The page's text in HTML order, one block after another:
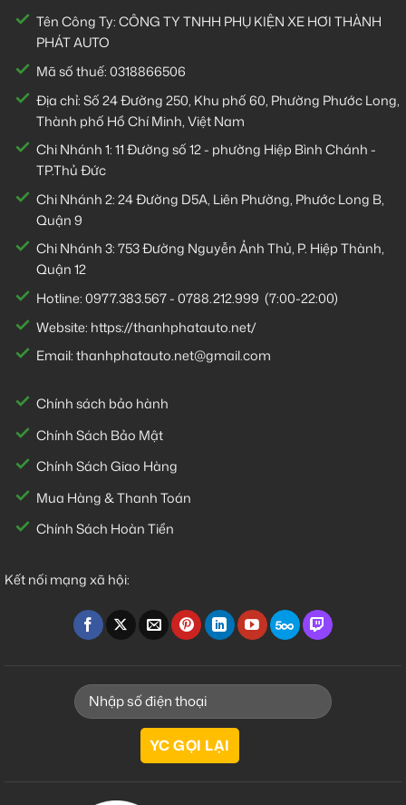
Tên Công Ty: CÔNG TY TNHH PHỤ KIỆN XE HƠI THÀNH
PHÁT AUTO
Mã số thuế: 0318866506
Địa chỉ: Số 24 Đường 250, Khu phố 60, Phường Phước Long,
Thành phố Hồ Chí Minh, Việt Nam
Chi Nhánh 1:11 Đường số 12 - phường Hiệp Bình Chánh -
TP.Thủ Đức
Chi Nhánh 2:24 Đường D5A, Liên Phường, Phước Long B,
Quận 9
Chi Nhánh 3:753 Đường Nguyễn Ảnh Thủ, P. Hiệp Thành,
Quận 12
Hotline:0977.383.567-0788.212.999 (7:00-22:00)
Website: https://thanhphatauto.net/
Email:thanhphatauto.net@gmail.com
Chính sách bảo hành
Chính Sách Bảo Mật
Chính Sách Giao Hàng
Mua Hàng & Thanh Toán
Chính Sách Hoàn Tiền
Kết nối mạng xã hội: